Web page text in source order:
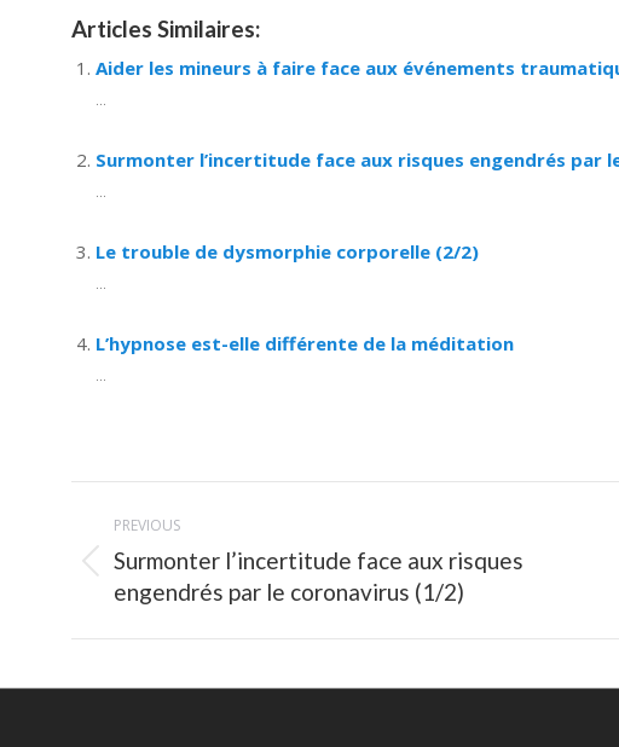
Articles Similaires:
Aider les mineurs à faire face aux événements
...
Surmonter l’incertitude face aux risques engendrés par
...
Le trouble de dysmorphie corporelle (2/2)
...
L’hypnose est-elle différente de la méditation
...
navigation
PREVIOUS
Previous
post:
Surmonter l’incertitude face aux risques
engendrés par le coronavirus (1/2)